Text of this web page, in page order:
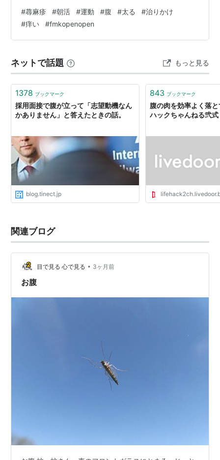
くれないという 悪徳商法みたいな(-_-;) たっぷりした お
腹を眺め どうしたものかな？ と真剣に悩んでいるわけで
す。 (そんなに食べてないんだけれどな( ´∀｀ )) これぞ
#蕁麻疹 #朝活 #運動 #腹 #太る #治りかけ
#痒い #fmkopenopen
ネットで話題 もっと見る
1378 ブックマーク
採用面接で腹が立って「志望動機なん
かありません」と答えたときの話。
blog.tinect.jp
843 ブックマーク
腹の肉を効率よく落
ハックちゃんねる弐式
関連ブログ
目で見る 心で見る • 3ヶ月前
お腹